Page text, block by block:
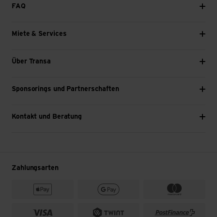
geändert.»
FAQ
Miete & Services
Über Transa
Sponsorings und Partnerschaften
Kontakt und Beratung
Zahlungsarten